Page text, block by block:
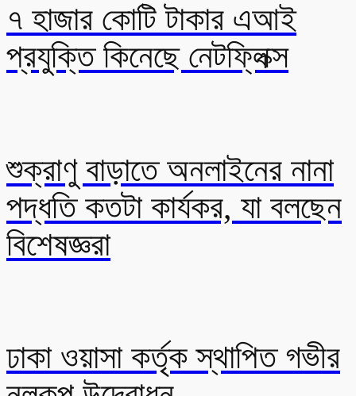
৭ হাজার কোটি টাকার এআই
প্রযুক্তি কিনেছে নেটফ্লিক্স
শুক্রাণু বাড়াতে অনলাইনের নানা
পদ্ধতি কতটা কার্যকর, যা বলছেন
বিশেষজ্ঞরা
ঢাকা ওয়াসা কর্তৃক স্থাপিত গভীর